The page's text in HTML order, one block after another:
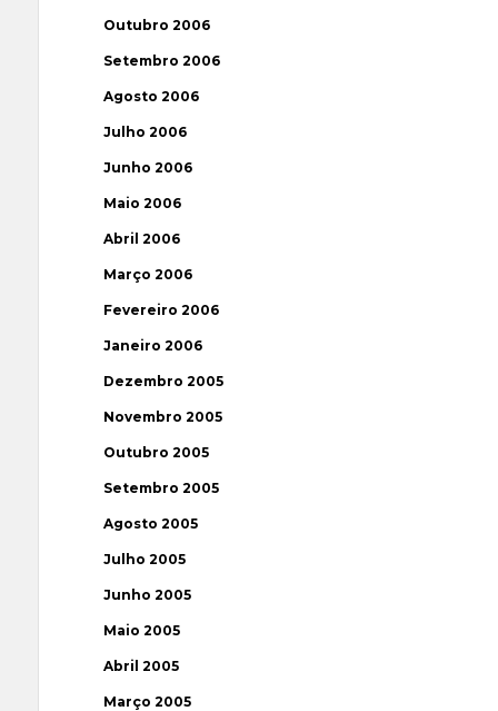
Outubro 2006
Setembro 2006
Agosto 2006
Julho 2006
Junho 2006
Maio 2006
Abril 2006
Março 2006
Fevereiro 2006
Janeiro 2006
Dezembro 2005
Novembro 2005
Outubro 2005
Setembro 2005
Agosto 2005
Julho 2005
Junho 2005
Maio 2005
Abril 2005
Março 2005